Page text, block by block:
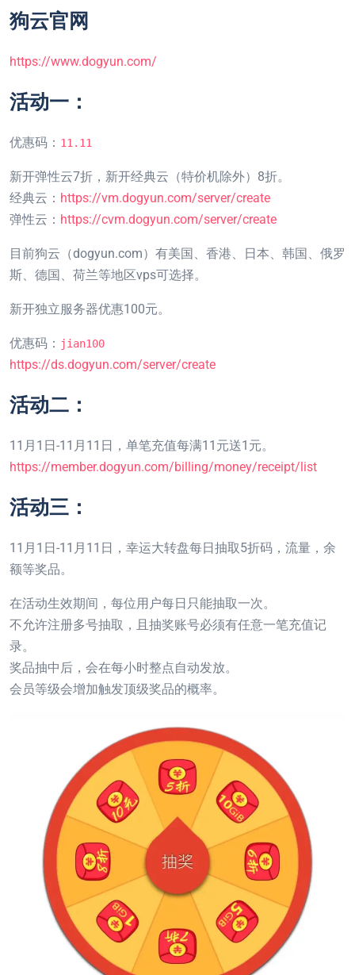
狗云官网
https://www.dogyun.com/
活动一：
优惠码： 11.11
新开弹性云7折，新开经典云（特价机除外）8折。
经典云： https://vm.dogyun.com/server/create
弹性云： https://cvm.dogyun.com/server/create
目前狗云（dogyun.com）有美国、香港、日本、韩国、俄罗
斯、德国、荷兰等地区vps可选择。
新开独立服务器优惠100元。
优惠码： jian100
https://ds.dogyun.com/server/create
活动二：
11月1日-11月11日，单笔充值每满11元送1元。
https://member.dogyun.com/billing/money/receipt/list
活动三：
11月1日-11月11日，幸运大转盘每日抽取5折码，流量，余
额等奖品。
在活动生效期间，每位用户每日只能抽取一次。
不允许注册多号抽取，且抽奖账号必须有任意一笔充值记
录。
奖品抽中后，会在每小时整点自动发放。
会员等级会增加触发顶级奖品的概率。